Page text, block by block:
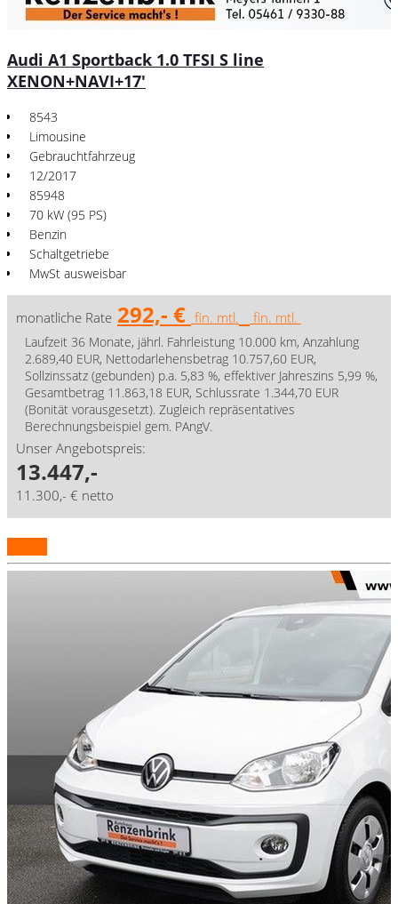
Audi A1 Sportback 1.0 TFSI S line
XENON+NAVI+17'
8543
Limousine
Gebrauchtfahrzeug
12/2017
85948
70 kW (95 PS)
Benzin
Schaltgetriebe
MwSt ausweisbar
monatliche Rate 292,- € fin. mtl. fin. mtl.
Laufzeit 36 Monate, jährl. Fahrleistung 10.000 km, Anzahlung
2.689,40 EUR, Nettodarlehensbetrag 10.757,60 EUR,
Sollzinssatz (gebunden) p.a. 5,83 %, effektiver Jahreszins 5,99 %,
Gesamtbetrag 11.863,18 EUR, Schlussrate 1.344,70 EUR
(Bonität vorausgesetzt). Zugleich repräsentatives
Berechnungsbeispiel gem. PAngV.
Unser Angebotspreis:
13.447,-
11.300,- € netto